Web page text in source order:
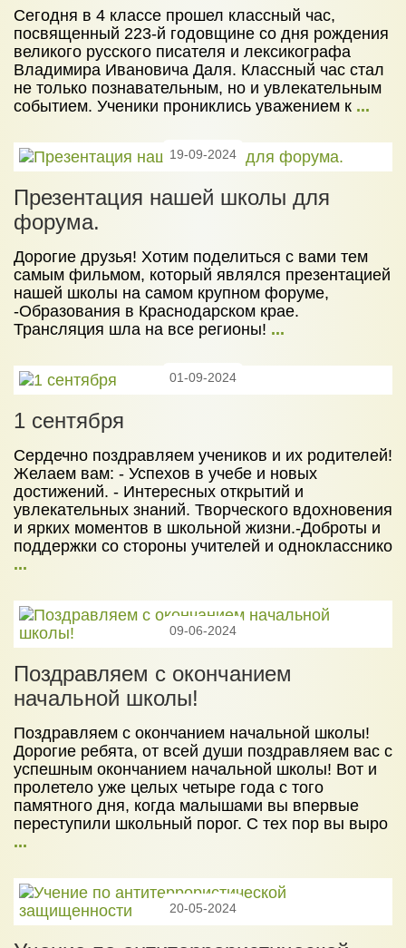
Сегодня в 4 классе прошел классный час,
посвященный 223-й годовщине со дня рождения
великого русского писателя и лексикографа
Владимира Ивановича Даля. Классный час стал
не только познавательным, но и увлекательным
событием. Ученики прониклись уважением к ...
19-09-2024
Презентация нашей школы для
форума.
Дорогие друзья! Хотим поделиться с вами тем
самым фильмом, который являлся презентацией
нашей школы на самом крупном форуме,
-Образования в Краснодарском крае.
Трансляция шла на все регионы! ...
01-09-2024
1 сентября
Сердечно поздравляем учеников и их родителей!
Желаем вам: - Успехов в учебе и новых
достижений. - Интересных открытий и
увлекательных знаний. Творческого вдохновения
и ярких моментов в школьной жизни.-Доброты и
поддержки со стороны учителей и однокласснико
...
09-06-2024
Поздравляем с окончанием
начальной школы!
Поздравляем с окончанием начальной школы!
Дорогие ребята, от всей души поздравляем вас с
успешным окончанием начальной школы! Вот и
пролетело уже целых четыре года с того
памятного дня, когда малышами вы впервые
переступили школьный порог. С тех пор вы выро
...
20-05-2024